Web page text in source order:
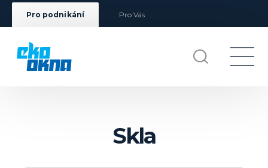
Pro podnikání Pro Vás
Skla